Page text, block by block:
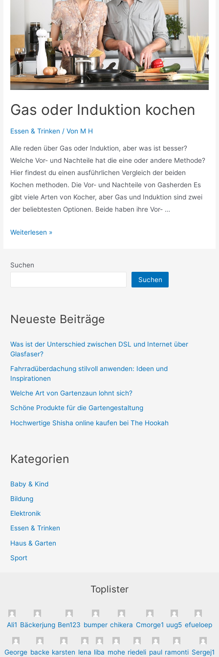
Gas oder Induktion kochen
Essen & Trinken / Von M H
Alle reden über Gas oder Induktion, aber was ist besser?
Welche Vor- und Nachteile hat die eine oder andere Methode?
Hier findest du einen ausführlichen Vergleich der beiden
Kochen methoden. Die Vor- und Nachteile von Gasherden Es
gibt viele Arten von Kocher, aber Gas und Induktion sind zwei
der beliebtesten Optionen. Beide haben ihre Vor- …
Gas
kochen
Weiterlesen »
Suchen
Suchen
Neueste Beiträge
Was ist der Unterschied zwischen DSL und Internet über
Glasfaser?
Fahrradüberdachung stilvoll anwenden: Ideen und
Inspirationen
Welche Art von Gartenzaun lohnt sich?
Schöne Produkte für die Gartengestaltung
Hochwertige Shisha online kaufen bei The Hookah
Kategorien
Baby & Kind
Bildung
Elektronik
Essen & Trinken
Haus & Garten
Sport
Toplister
Ali1 Bäckerjung Ben123 bumper chikera Cmorge1 uug5 efueloep
George backe karsten lena liba mohe riedeli paul ramonti Sergej1